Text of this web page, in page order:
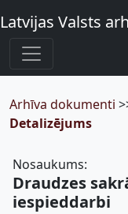
Latvijas Valsts
Arhīva dokumenti
Detalizējums
Nosaukums:
Draudzes
iespieddarbi